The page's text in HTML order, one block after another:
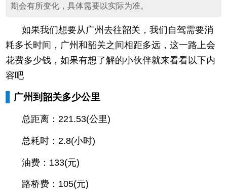
期会有所变化，具体需要以实际为准。
如果我们想要从广州去往韶关，我们自驾需要消
耗多长时间，广州和韶关之间相距多远，这一路上会
花费多少钱，如果有想了解的小伙伴就来看看以下内
容吧
广州到韶关多少公里
总距离：221.53(公里)
总耗时：2.8(小时)
油费：133(元)
路桥费：105(元)